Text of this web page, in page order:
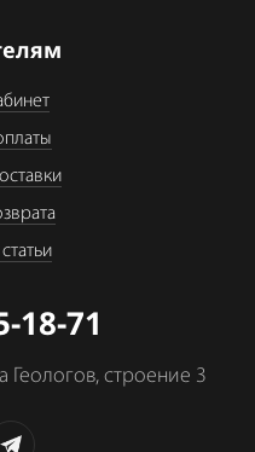
18-71
строение 3